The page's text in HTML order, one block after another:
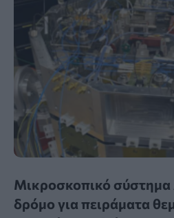
Μικροσκοπικό σύστημα
δρόμο για πειράματα